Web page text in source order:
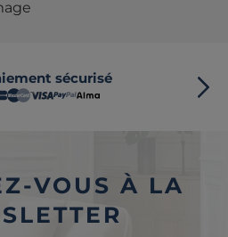
sécurisé
VOUS À LA